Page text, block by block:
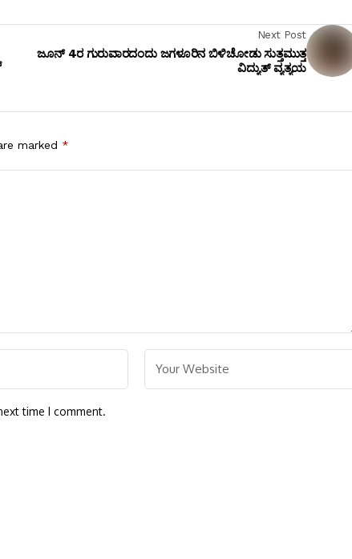
Next Post
ಜೂನ್ 4ರ ಗುರುವಾರದಂದು ಜಗಳೂರಿನ ಬಿಳಿಚೋಡು ಸುತ್ತಮುತ್ತ
ವಿದ್ಯುತ್ ವ್ಯತ್ಯಯ
marked *
time I comment.